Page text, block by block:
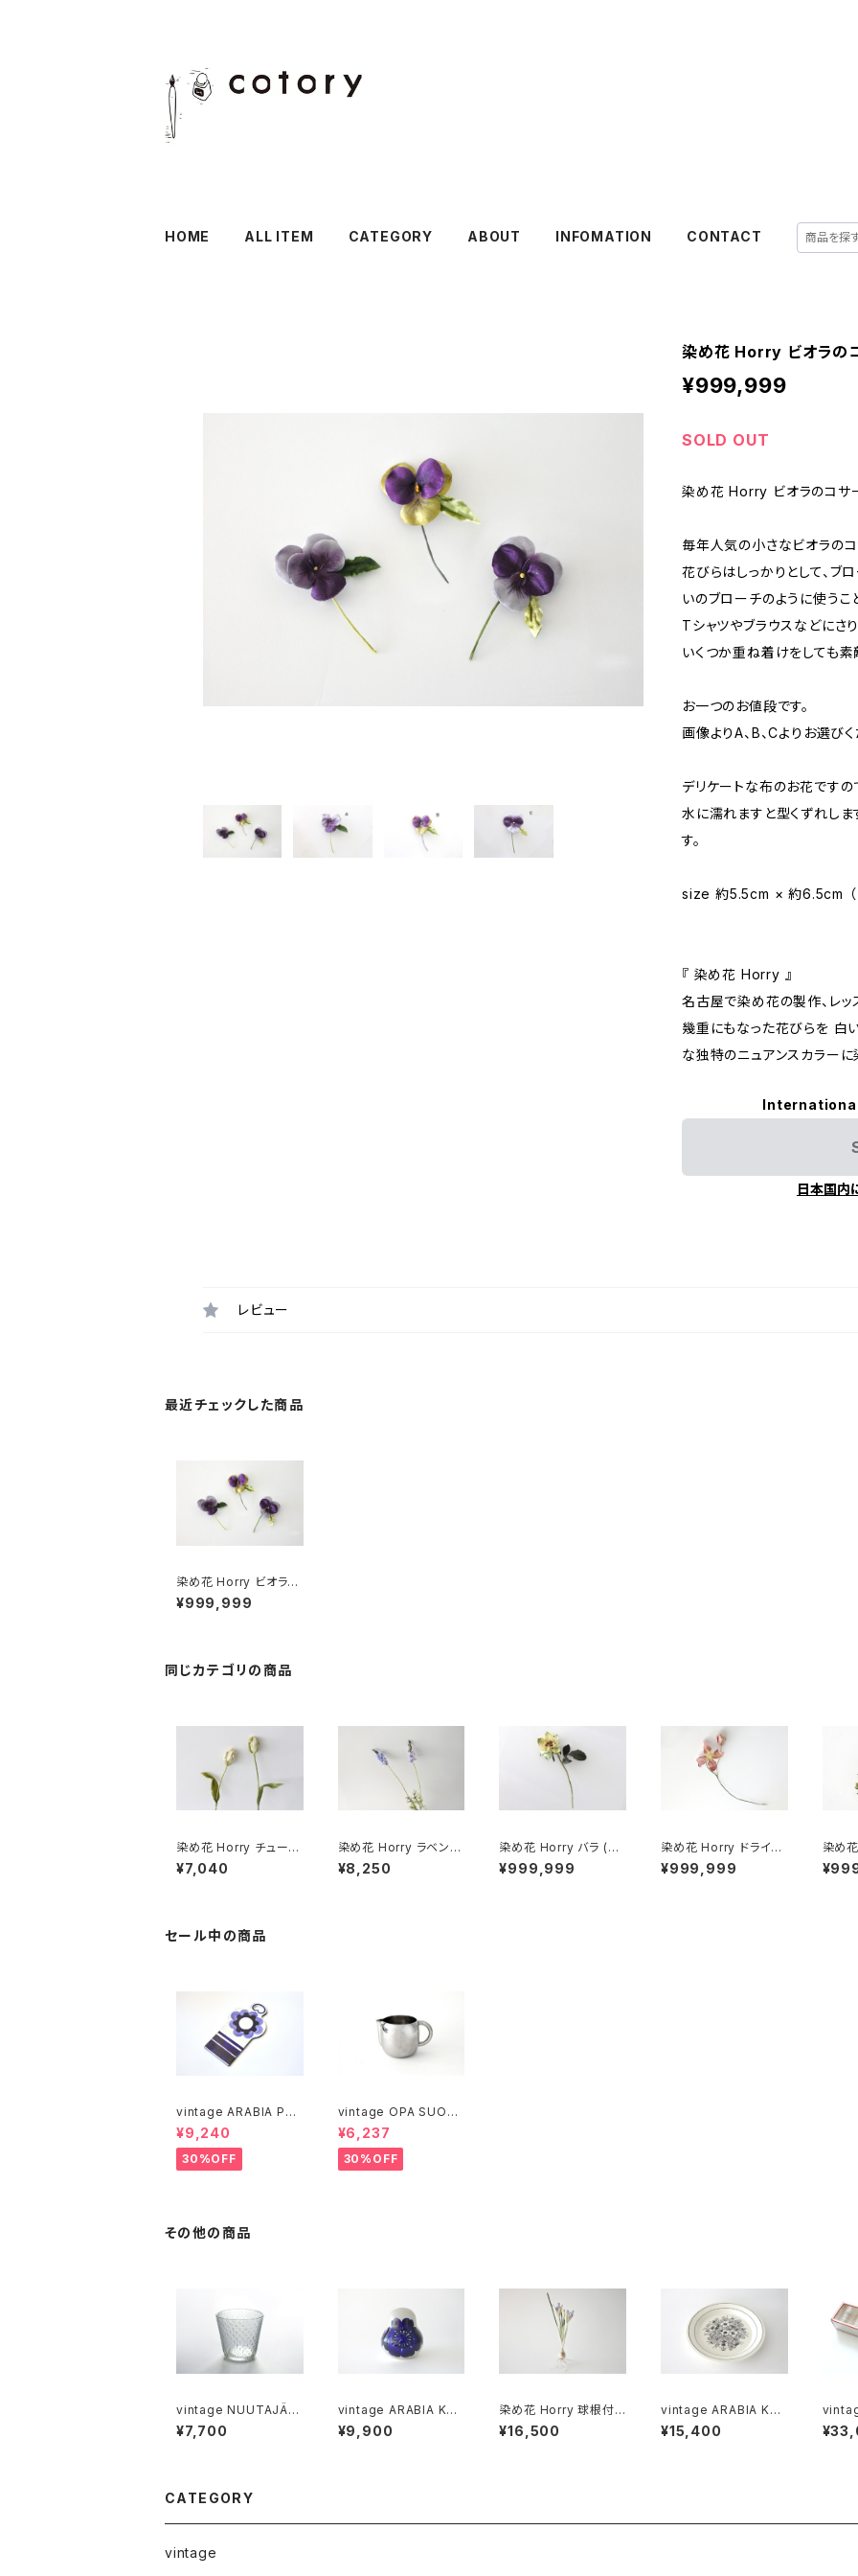
HOME ALL ITEM CATEGORY ABOUT INFOMATION CONTACT
染め花 Horry ビオラの
¥999,999
SOLD OUT
染め花 Horry ビオラのコサ
毎年人気の小さなビオラのコ
花びらはしっかりとして、ブ
いのブローチのように使うこ
Tシャツやブラウスなどにさ
いくつか重ね着けをしても素
お一つのお値段です。
画像よりA、B、Cよりお選びく
デリケートな布のお花ですの
水に濡れますと型くずれし
す。
size 約5.5cm × 約6.5cm （
『 染め花 Horry 』
名古屋で染め花の製作、レッ
幾重にもなった花びらを 白
な独特のニュアンスカラーに
日本国内
レビュー
最近チェックした商品
染め花 Horry ビオラの
コサージュ
¥999,999
同じカテゴリの商品
染め花 Horry チューリ
ップ
¥7,040
染め花 Horry ラベンダ
ー
¥8,250
染め花 Horry バラ (グ
リーン)
¥999,999
染め花 Horry ドライに
なったクレマチス
¥999,999
染め
きの苺
セール中の商品
vintage ARABIA PAJ
U cutting boad / ヴィ
ンテージ アラビア パユ
カッティングボード
¥9,240
30%OFF
vintage OPA SUOMI
stainless milk pitch
er M / ヴィンテージ オ
ーパ スオミ ステンレス
ミルクピッチャー M
¥6,237
30%OFF
その他の商品
vintage NUUTAJÄR
VI TUNDRA glass M
/ ヴィンテージ ヌータヤ
¥7,700
vintage ARABIA KÖ
ÖKKI salt＆pepper s
haker cobalt / ヴィン
¥9,900
染め花 Horry 球根付き
ミニアイリス (2輪)
¥16,500
vintage ARABIA KR
OKUS Plate 24cm /
ヴィンテージ アラビア
¥15,400
VI
clear
CATEGORY
vintage